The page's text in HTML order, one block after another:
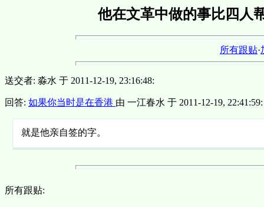
他在文革中做的事比四人
所有跟贴·
送交者: 淼水 于 2011-12-19, 23:16:48:
回答: 如果你当时是在香港 由 一江春水 于 2011-12-19, 22:41:59:
就是他亲自签的字。
所有跟贴: